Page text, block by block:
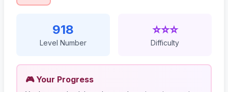
918
Level Number
⭐⭐⭐
Difficulty
🎮 Your Progress